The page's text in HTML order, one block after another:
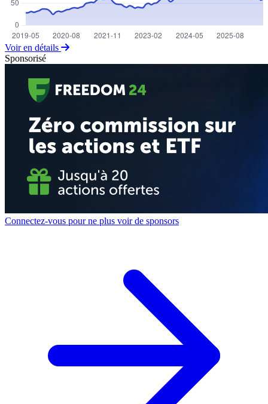
Voir en détails
Sponsorisé
Connectez-vous pour ne plus voir de sponsors